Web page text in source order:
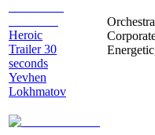
Heroic
Trailer 30
seconds
Yevhen
Lokhmatov